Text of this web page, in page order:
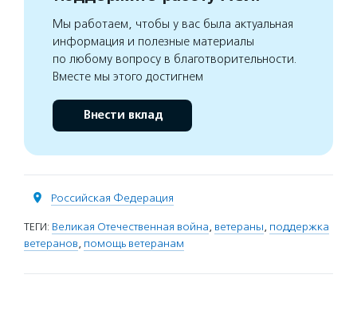
Мы работаем, чтобы у вас была актуальная
информация и полезные материалы
по любому вопросу в благотворительности.
Вместе мы этого достигнем
Внести вклад
Российская Федерация
ТЕГИ: Великая Отечественная война, ветераны, поддержка
ветеранов, помощь ветеранам